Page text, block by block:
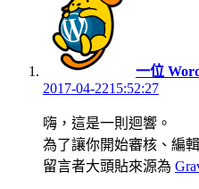
一位
2017-04-2215:52:27
嗨，這是一則迴響。
為了讓你開始審核、編
留言者大頭貼來源為